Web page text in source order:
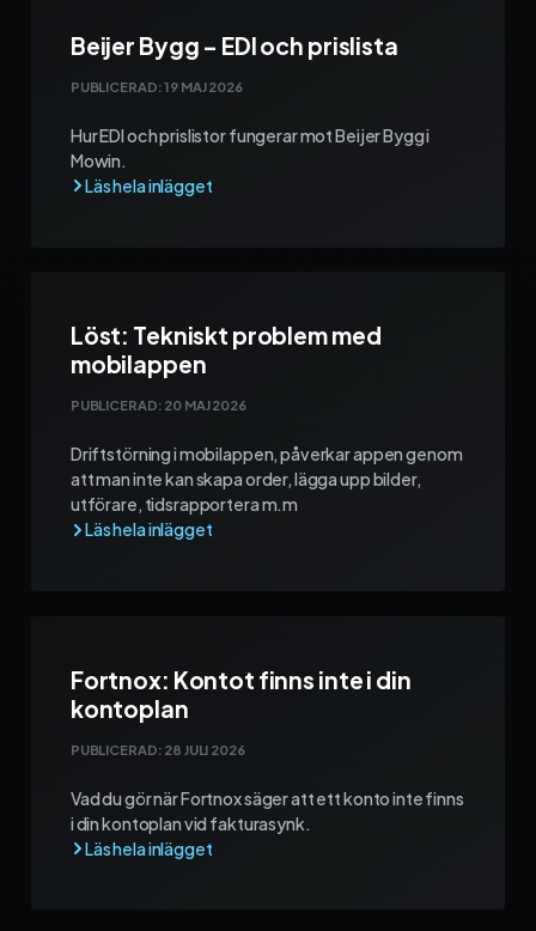
Beijer Bygg – EDI och prislista
PUBLICERAD:19 MAJ 2026
Hur EDI och prislistor fungerar mot Beijer Bygg i
Mowin.
Löst: Tekniskt problem med
mobilappen
PUBLICERAD: 20 MAJ 2026
Driftstörning i mobilappen, påverkar appen genom
att man inte kan skapa order, lägga upp bilder,
utförare, tidsrapportera m.m
Fortnox: Kontot finns inte i din
kontoplan
PUBLICERAD: 28 JULI 2026
Vad du gör när Fortnox säger att ett konto inte finns
i din kontoplan vid fakturasynk.